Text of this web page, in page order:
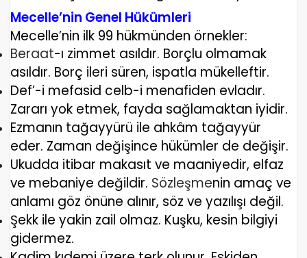
Mecelle’nin Genel Hükümleri
Mecelle’nin ilk 99 hükmünden örnekler:
Beraat-ı zimmet asıldır. Borçlu olmamak
asıldır. Borç ileri süren, ispatla mükelleftir.
Def’-i mefasid celb-i menafiden evladır.
Zararı yok etmek, fayda sağlamaktan iyidir.
Ezmanın tağayyürü ile ahkâm tağayyür
eder. Zaman değişince hükümler de değişir.
Ukudda itibar makasıt ve maaniyedir, elfaz
ve mebaniye değildir. Sözleşmenin amaç ve
anlamı göz önüne alınır, söz ve yazılışı değil.
Şekk ile yakin zail olmaz. Kuşku, kesin bilgiyi
gidermez.